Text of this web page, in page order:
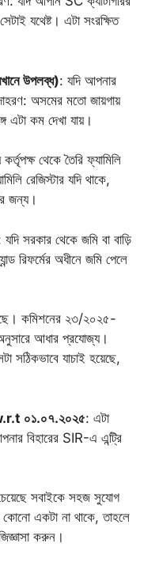
যথেষ্ট। এটা সংরক্ষিত
উপলব্ধ): যদি আপনার
অসমের মতো জায়গায়
এটা কম দেখা যায়।
থেকে তৈরি ফ্যামিলি
রেজিস্টার যদি থাকে,
জন্য।
যদি সরকার থেকে জমি বা বাড়ি
রিফর্মের অধীনে জমি পেলে
কমিশনের ২৩/২০২৫-
আধার প্রযোজ্য।
সঠিকভাবে যাচাই হয়েছে,
w.r.t ০১.০৭.২০২৫: এটা
বিহারের SIR-এ এন্ট্রি
সবাইকে সহজ সুযোগ
একটা না থাকে, তাহলে
করুন।